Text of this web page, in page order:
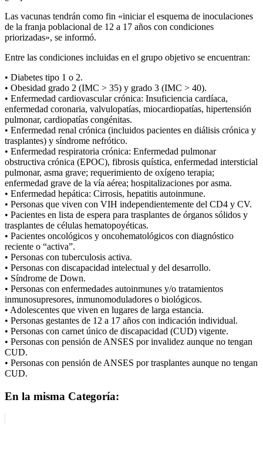
Las vacunas tendrán como fin «iniciar el esquema de inoculaciones
de la franja poblacional de 12 a 17 años con condiciones
priorizadas», se informó.
Entre las condiciones incluidas en el grupo objetivo se encuentran:
• Diabetes tipo 1 o 2.
• Obesidad grado 2 (IMC > 35) y grado 3 (IMC > 40).
• Enfermedad cardiovascular crónica: Insuficiencia cardíaca,
enfermedad coronaria, valvulopatías, miocardiopatías, hipertensión
pulmonar, cardiopatías congénitas.
• Enfermedad renal crónica (incluidos pacientes en diálisis crónica y
trasplantes) y síndrome nefrótico.
• Enfermedad respiratoria crónica: Enfermedad pulmonar
obstructiva crónica (EPOC), fibrosis quística, enfermedad intersticial
pulmonar, asma grave; requerimiento de oxígeno terapia;
enfermedad grave de la vía aérea; hospitalizaciones por asma.
• Enfermedad hepática: Cirrosis, hepatitis autoinmune.
• Personas que viven con VIH independientemente del CD4 y CV.
• Pacientes en lista de espera para trasplantes de órganos sólidos y
trasplantes de células hematopoyéticas.
• Pacientes oncológicos y oncohematológicos con diagnóstico
reciente o “activa”.
• Personas con tuberculosis activa.
• Personas con discapacidad intelectual y del desarrollo.
• Síndrome de Down.
• Personas con enfermedades autoinmunes y/o tratamientos
inmunosupresores, inmunomoduladores o biológicos.
• Adolescentes que viven en lugares de larga estancia.
• Personas gestantes de 12 a 17 años con indicación individual.
• Personas con carnet único de discapacidad (CUD) vigente.
• Personas con pensión de ANSES por invalidez aunque no tengan
CUD.
• Personas con pensión de ANSES por trasplantes aunque no tengan
CUD.
En la misma Categoría: